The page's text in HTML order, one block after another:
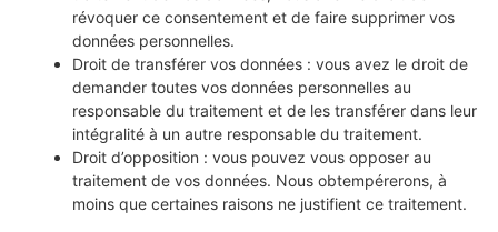
révoquer ce consentement et de faire supprimer vos
données personnelles.
Droit de transférer vos données : vous avez le droit de
demander toutes vos données personnelles au
responsable du traitement et de les transférer dans leur
intégralité à un autre responsable du traitement.
Droit d’opposition : vous pouvez vous opposer au
traitement de vos données. Nous obtempérerons, à
moins que certaines raisons ne justifient ce traitement.